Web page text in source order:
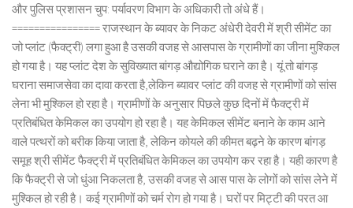
और पुलिस प्रशासन चुप: पर्यावरण विभाग के अधिकारी तो अंधे हैं।
================ राजस्थान के ब्यावर के निकट अंधेरी देवरी में श्री सीमेंट का
जो प्लांट (फैक्ट्री) लगा हुआ है उसकी वजह से आसपास के ग्रामीणों का जीना मुश्किल
हो गया है। यह प्लांट देश के सुविख्यात बांगड़ औद्योगिक घराने का है। यूं तो बांगड़
घराना समाजसेवा का दावा करता है,लेकिन ब्यावर प्लांट की वजह से ग्रामीणों को सांस
लेना भी मुश्किल हो रहा है। ग्रामीणों के अनुसार पिछले कुछ दिनों में फैक्ट्री में
प्रतिबंधित केमिकल का उपयोग हो रहा है। यह केमिकल सीमेंट बनाने के काम आने
वाले पत्थरों को बरीक किया जाता है, लेकिन कोयले की कीमत बढ़ने के कारण बांगड़
समूह श्री सीमेंट फैक्ट्री में प्रतिबंधित केमिकल का उपयोग कर रहा है। यही कारण है
कि फैक्ट्री से जो धुंआ निकलता है, उसकी वजह से आस पास के लोगों को सांस लेने में
मुश्किल हो रही है। कई ग्रामीणों को चर्म रोग हो गया है। घरों पर मिट्टी की परत आ